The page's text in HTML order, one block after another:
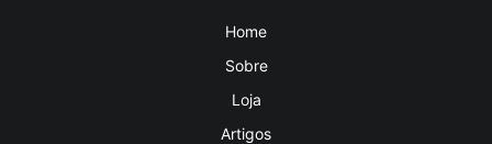
Home
Sobre
Loja
Artigos